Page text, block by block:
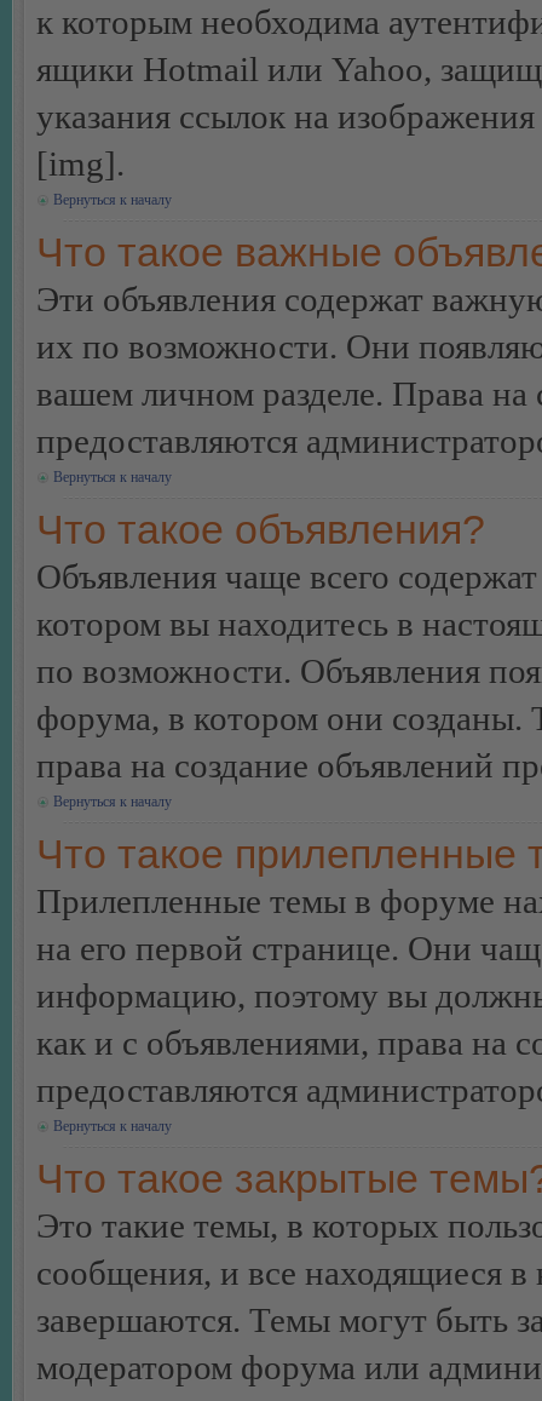
к которым необходима
ящики Hotmail или Yahoo,
указания ссылок на
[img].
Вернуться к началу
Что такое важные
Эти объявления содержат
их по возможности. Они
вашем личном разделе. Права
предоставляются
Вернуться к началу
Что такое объявления?
Объявления чаще всего
котором вы находитесь в
по возможности. Объявления
форума, в котором они
права на создание объявлений
Вернуться к началу
Что такое прилепленные
Прилепленные темы в форуме
на его первой странице. Они
информацию, поэтому вы
как и с объявлениями, права на
предоставляются
Вернуться к началу
Что такое закрытые
Это такие темы, в которых
сообщения, и все находящиеся
завершаются. Темы могут быть
модератором форума или